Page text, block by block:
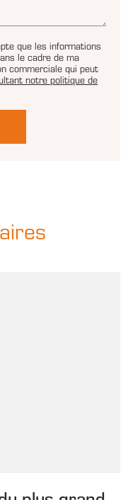
que les informations
le cadre de ma
commerciale qui peut
notre politique de